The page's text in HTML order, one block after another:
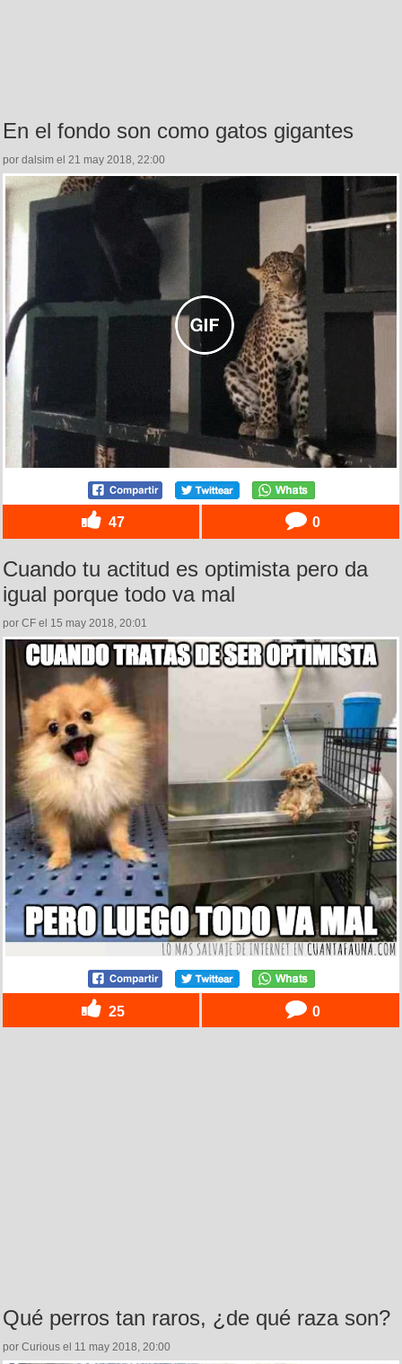
En el fondo son como gatos gigantes
por dalsim el 21 may 2018, 22:00
47 0
Cuando tu actitud es optimista pero da
igual porque todo va mal
por CF el 15 may 2018, 20:01
25 0
Qué perros tan raros, ¿de qué raza son?
por Curious el 11 may 2018, 20:00